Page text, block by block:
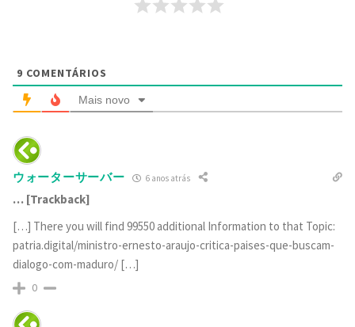
9 COMENTÁRIOS
Mais novo
ウォーターサーバー 6 anos atrás
… [Trackback]
[…] There you will find 99550 additional Information to that Topic:
patria.digital/ministro-ernesto-araujo-critica-paises-que-buscam-
dialogo-com-maduro/ […]
0